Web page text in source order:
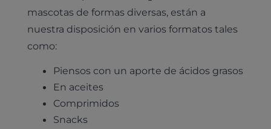
Ecografía
Pruebas cropológicas
Pruebas histológicas – microscopio
Esterilización
Vacunación
Hospitalización
Leishmaniasis
Cirugía
Odontología
Traumatología
Nutrición
Urología y nefrología
Planes de salud para gatos
Todos los planes de salud
¿Quiénes somos?
Comité de expertos veterinarios
mascotas de formas diversas, están a
nuestra disposición en varios formatos tales
como:
Piensos con un aporte de ácidos grasos
En aceites
Comprimidos
Snacks